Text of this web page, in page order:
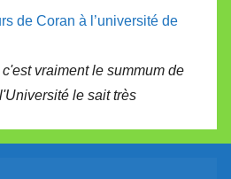
de Coran à l’université de
vraiment le summum de
le sait très